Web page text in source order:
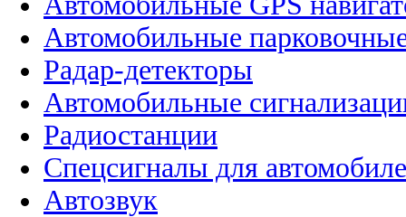
Автомобильные
Радар-детекторы
Автомобильные
Радиостанции
Спецсигналы для
Автозвук